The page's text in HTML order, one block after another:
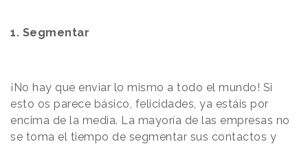
1. Segmentar
¡No hay que enviar lo mismo a todo el mundo! Si
esto os parece básico, felicidades, ya estáis por
encima de la media. La mayoría de las empresas no
se toma el tiempo de segmentar sus contactos y